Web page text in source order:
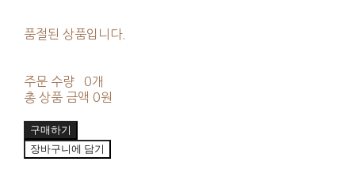
품절된 상품입니다.
주문 수량
0개
총 상품 금액 0원
구매하기
장바구니에 담기